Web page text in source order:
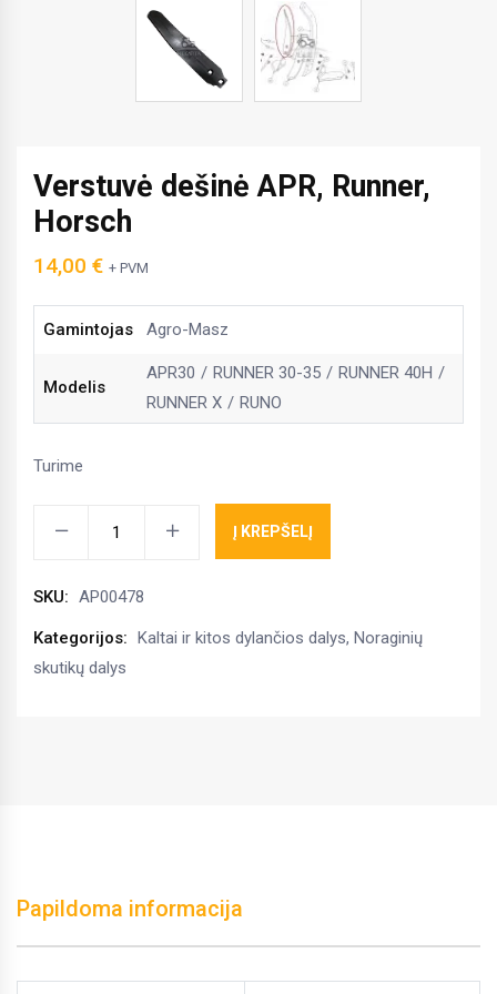
Verstuvė dešinė APR, Runner,
Horsch
14,00 € + PVM
Gamintojas Agro-Masz
Modelis
APR30 RUNNER 30-35
RUNNER 40H
RUNNER X
RUNO
Turime
Runner,
Horsch
kiekis
Į KREPŠELĮ
SKU: AP00478
Kategorijos: Kaltai ir kitos dylančios dalys, Noraginių
skutikų dalys
Papildoma informacija